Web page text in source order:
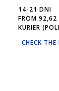
14-21 DNI
FROM 92,62
KURIER
CHECK